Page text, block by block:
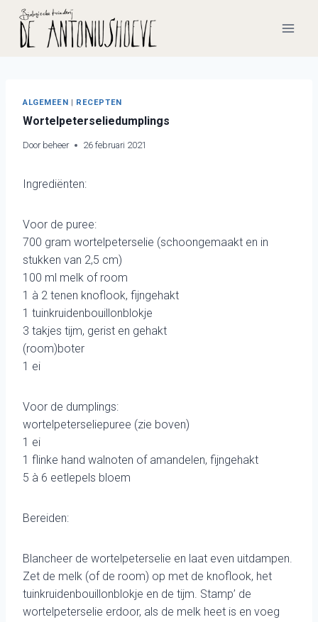
Doorgaan
naar
inhoud
ALGEMEEN | RECEPTEN
Wortelpeterseliedumplings
Door beheer 26 februari 2021
Ingrediënten:
Voor de puree:
700 gram wortelpeterselie (schoongemaakt en in
stukken van 2,5 cm)
100 ml melk of room
1 à 2 tenen knoflook, fijngehakt
1 tuinkruidenbouillonblokje
3 takjes tijm, gerist en gehakt
(room)boter
1 ei
Voor de dumplings:
wortelpeterseliepuree (zie boven)
1 ei
1 flinke hand walnoten of amandelen, fijngehakt
5 à 6 eetlepels bloem
Bereiden:
Blancheer de wortelpeterselie en laat even uitdampen.
Zet de melk (of de room) op met de knoflook, het
tuinkruidenbouillonblokje en de tijm. Stamp’ de
wortelpeterselie erdoor, als de melk heet is en voeg